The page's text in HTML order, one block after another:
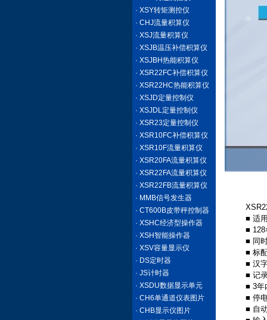
· XSY转矩测控仪
· CHJ流量积算仪
· XSJ流量积算仪
· XSJB温压补偿积算仪
· XSJBH热能积算仪
· XSR22FC补偿积算仪
· XSR22HC热能积算仪
· XSJD定量控制仪
· XSJDL定量控制仪
· XSR23定量控制仪
· XSR10FC补偿积算仪
· XSR10F流量积算仪
· XSR20FA流量积算仪
· XSR22FA流量积算仪
· XSR22FB流量积算仪
· MMB信号发生器
· CT600B皮带秤控制器
· XSHC经济型操作器
· XSH智能操作器
· XSV容量显示仪
· DS定时器
· JS计时器
· XSDU数据显示单元
· CH6单通道仪表图片
· CHB显示仪图片
■ 适
■
■ 同
■ 标
■ 汉
■ 记
■ 3年
■ 停
■ 自